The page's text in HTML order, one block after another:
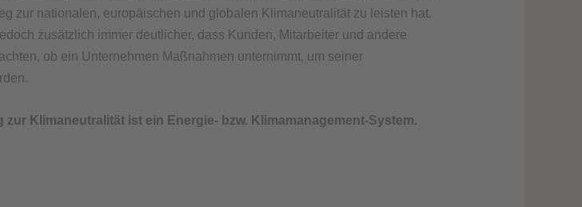
zur nationalen, europäischen und globalen Klimaneutralität zu leisten hat.
zusätzlich immer deutlicher, dass Kunden, Mitarbeiter und andere
ob ein Unternehmen Maßnahmen unternimmt, um seiner
Klimaneutralität ist ein Energie- bzw. Klimamanagement-System.